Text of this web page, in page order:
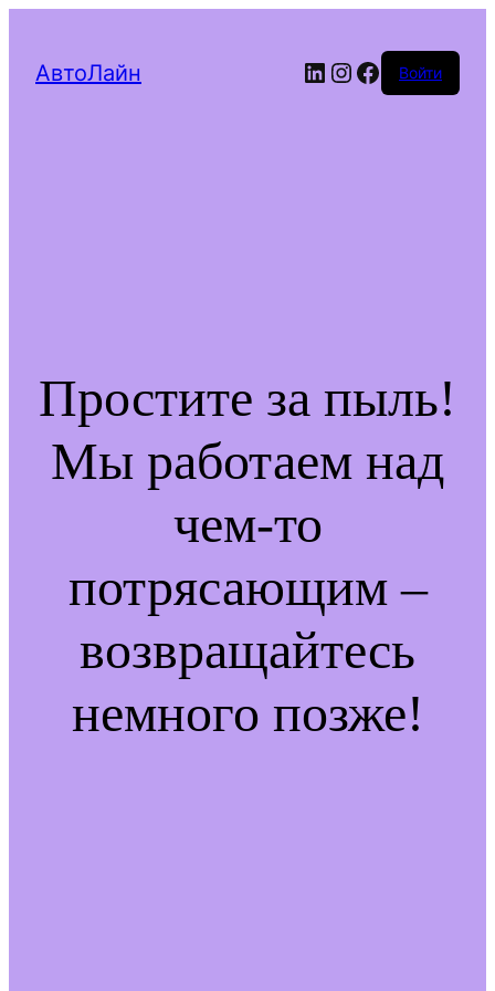
АвтоЛайн LinkedIn
Instagram
Facebook
Войти
Простите за пыль!
Мы работаем над
чем-то
потрясающим –
возвращайтесь
немного позже!